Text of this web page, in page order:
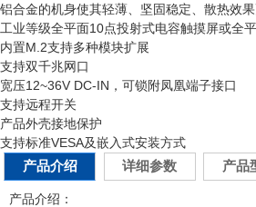
铝合金的机身使其轻薄、坚固稳定、散热效
工业等级全平面10点投射式电容触摸屏或全
内置M.2支持多种模块扩展
支持双千兆网口
宽压12~36V DC-IN，可锁附凤凰端子接口
支持远程开关
产品外壳接地保护
支持标准VESA及嵌入式安装方式
产品介绍
详细参数 产品
产品介绍：